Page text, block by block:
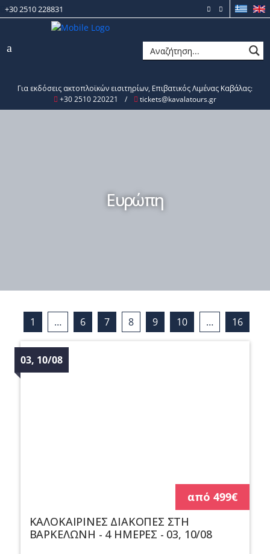
+30 2510 228831
Για εκδόσεις ακτοπλοϊκών εισιτηρίων, Επιβατικός Λιμένας Καβάλας:
+30 2510 220221
/ tickets@kavalatours.gr
Ευρώπη
1 … 6 7 8 9 10 … 16
από 499€
03, 10/08
ΚΑΛΟΚΑΙΡΙΝΕΣ ΔΙΑΚΟΠΕΣ ΣΤΗ
ΒΑΡΚΕΛΩΝΗ - 4 ΗΜΕΡΕΣ - 03, 10/08